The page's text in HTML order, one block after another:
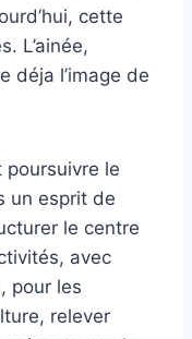
cette
L’ainée,
déja l’image de
poursuivre le
un esprit de
le centre
avec
pour les
relever